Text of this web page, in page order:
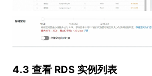
4.3 查看 RDS 实例列表